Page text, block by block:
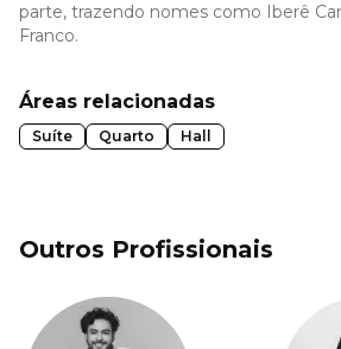
parte, trazendo nomes como Iberê
Franco.
Áreas relacionadas
Suíte Quarto Hall
Outros Profissionais